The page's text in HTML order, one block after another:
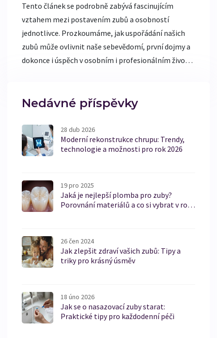
Tento článek se podrobně zabývá fascinujícím
vztahem mezi postavením zubů a osobností
jednotlivce. Prozkoumáme, jak uspořádání našich
zubů může ovlivnit naše sebevědomí, první dojmy a
dokonce i úspěch v osobním i profesionálním životě.
naši osobnost.
Nedávné příspěvky
28 dub 2026
Moderní rekonstrukce chrupu: Trendy,
technologie a možnosti pro rok 2026
19 pro 2025
Jaká je nejlepší plomba pro zuby?
Porovnání materiálů a co si vybrat v roce
26 čen 2024
Jak zlepšit zdraví vašich zubů: Tipy a
triky pro krásný úsměv
18 úno 2026
Jak se o nasazovací zuby starat:
Praktické tipy pro každodenní péči